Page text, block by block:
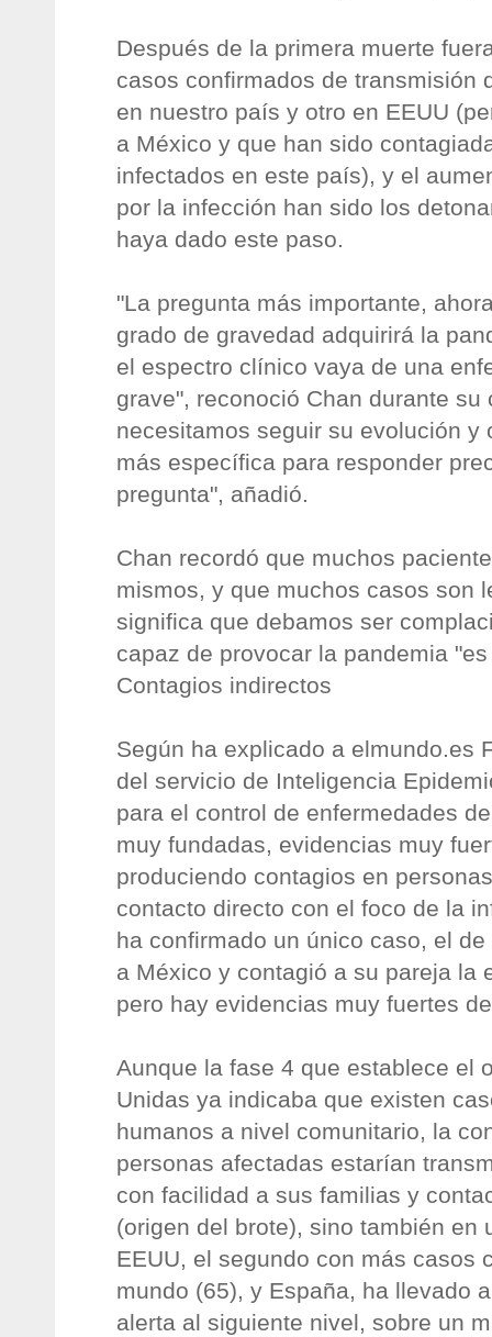
Después de la primera muerte
casos confirmados de transmisión
en nuestro país y otro en EEUU
a México y que han sido
infectados en este país), y el
por la infección han sido los
haya dado este paso.
"La pregunta más importante,
grado de gravedad adquirirá la
el espectro clínico vaya de una
grave", reconoció Chan durante su
necesitamos seguir su evolución y
más específica para responder
pregunta", añadió.
Chan recordó que muchos
mismos, y que muchos casos son
significa que debamos ser
capaz de provocar la pandemia
Contagios indirectos
Según ha explicado a elmundo.es
del servicio de Inteligencia
para el control de enfermedades
muy fundadas, evidencias muy
produciendo contagios en
contacto directo con el foco de la
ha confirmado un único caso, el
a México y contagió a su pareja la
pero hay evidencias muy fuertes
Aunque la fase 4 que establece el
Unidas ya indicaba que existen
humanos a nivel comunitario, la
personas afectadas estarían
con facilidad a sus familias y
(origen del brote), sino también en
EEUU, el segundo con más casos
mundo (65), y España, ha llevado
alerta al siguiente nivel, sobre un